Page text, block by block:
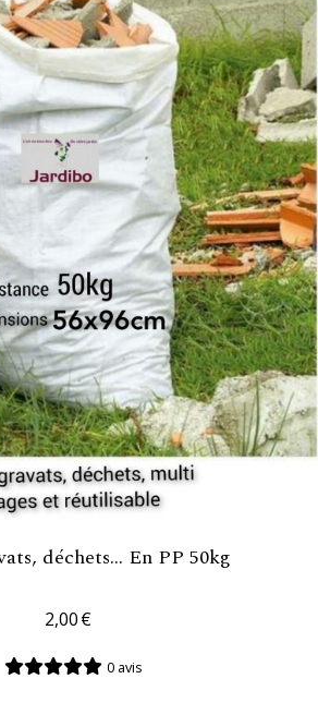
déchets... En PP 50kg
2,00€
0 avis